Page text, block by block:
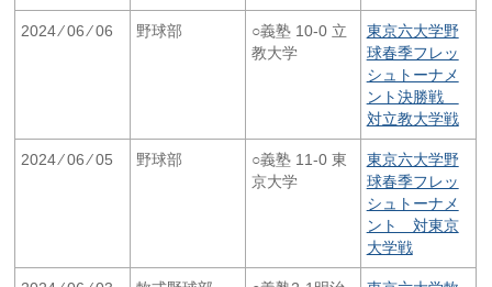
2024 ⁄ 06 ⁄ 06 野球部
○義塾 10-0 立
教大学
東京六大学野
球春季フレッ
シュトーナメ
ント決勝戦
対立教大学戦
2024 ⁄ 06 ⁄ 05 野球部
○義塾 11-0 東
京大学
東京六大学野
球春季フレッ
シュトーナメ
ント 対東京
大学戦